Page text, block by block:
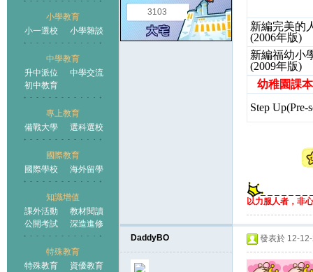
小學教育
小一選校
小學雜談
中學教育
升中派位
中學交流
初中教育
專上教育
備戰大學
選科選校
國際教育
國際學校
海外留學
知識增值
課外活動
教材閱讀
公開考試
深造進修
特殊教育
特殊教育
資優教育
3103
新編完美的
(2006年版)
新編福幼小
(2009年版)
幼稚園課
Step Up(Pre-
以力服人者，非
DaddyBO 發表於 12-